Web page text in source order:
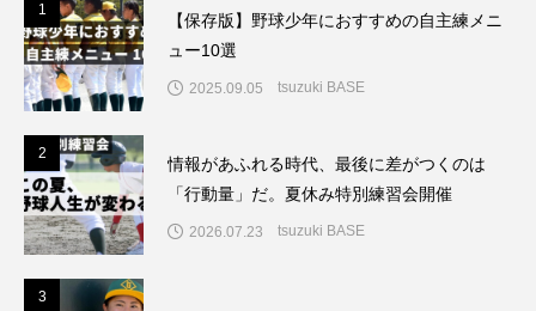
1
【保存版】野球少年におすすめの自主練メニ
ュー10選
2025.09.05 tsuzuki BASE
2
情報があふれる時代、最後に差がつくのは
「行動量」だ。夏休み特別練習会開催
2026.07.23 tsuzuki BASE
3